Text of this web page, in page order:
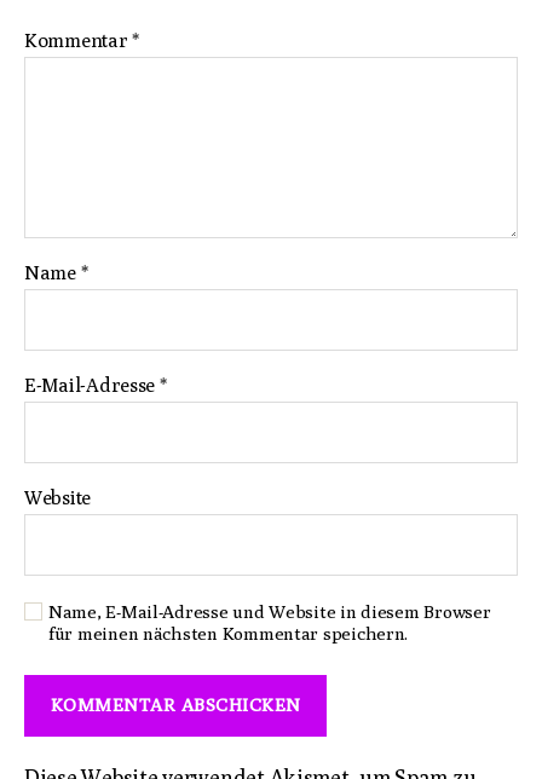
Kommentar*
Name *
E-Mail-Adresse *
Website
Name, E-Mail-Adresse und Website in diesem Browser
für meinen nächsten Kommentar speichern.